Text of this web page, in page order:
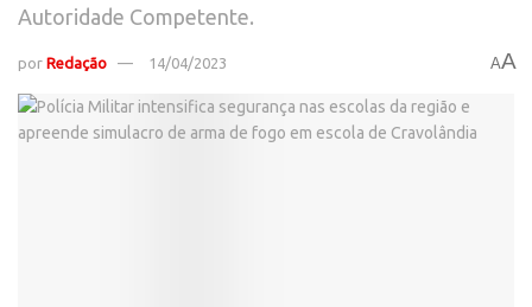
Autoridade Competente.
por Redação 14/04/2023 AA